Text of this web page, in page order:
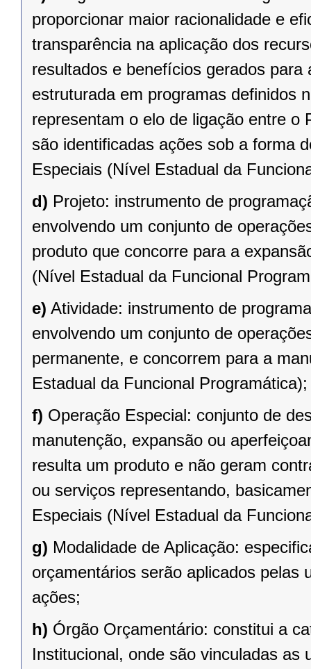
proporcionar maior racionalidade e
transparência na aplicação dos
resultados e benefícios gerados
estruturada em programas definidos
representam o elo de ligação entre o
são identificadas ações sob a forma
Especiais (Nível Estadual da
d) Projeto: instrumento de
envolvendo um conjunto de
produto que concorre para a
(Nível Estadual da Funcional
e) Atividade: instrumento de
envolvendo um conjunto de
permanente, e concorrem para a
Estadual da Funcional Programática);
f) Operação Especial: conjunto de
manutenção, expansão ou
resulta um produto e não geram
ou serviços representando,
Especiais (Nível Estadual da
g) Modalidade de Aplicação:
orçamentários serão aplicados pelas
ações;
h) Órgão Orçamentário: constitui a
Institucional, onde são vinculadas as